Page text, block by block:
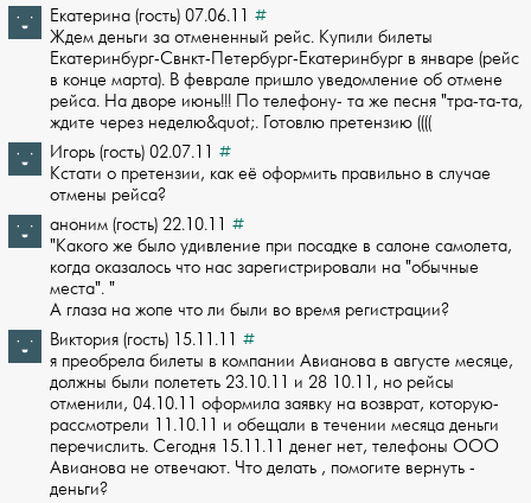
Екатерина (гость) 07.06.11 #
Ждем деньги за отмененный рейс. Купили билеты
Екатеринбург-Свнкт-Петербург-Екатер­инбург в январе (рейс
в конце марта). В феврале пришло уведомление об отмене
рейс­а. На дворе июнь!!! По телефону- та же песня "тра-та-та,
ждите через неделю&­quot;. Готовлю претензию ((((
Игорь (гость) 02.07.11 #
Кстати о претензии, как её оформить правильно в случае
отмены рейса?
аноним (гость) 22.10.11 #
"Какого же было удивление при посадке в салоне самолета,
когда оказалось что­ нас зарегистрировали на "обычные
места". "
А глаза на жопе что л­и были во время регистрации?
Виктория (гость) 15.11.11 #
я преобрела билеты в компании Авианова в августе месяце,
должны были полететь 23.­10.11 и 28 10.11, но рейсы
отменили, 04.10.11 оформила заявку на возврат, которую­
рассмотрели 11.10.11 и обещали в течении месяца деньги
перечислить. Сегодня 15.1­1.11 денег нет, телефоны ООО
Авианова не отвечают. Что делать , помогите вернуть ­
деньги?